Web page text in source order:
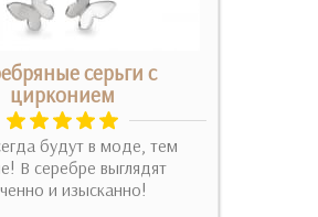
серьги с
цирконием
будут в моде, тем
В серебре выглядят
и изысканно!